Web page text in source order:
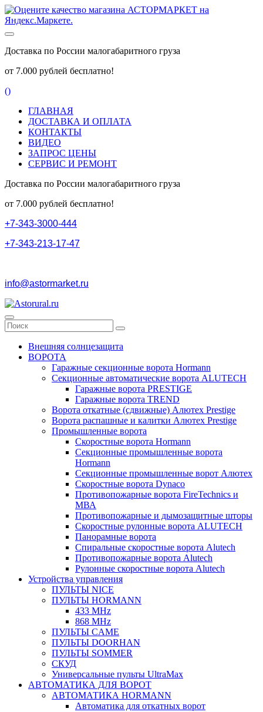
Доставка по России малогабаритного груза
от 7.000 рублей бесплатно!
()
ГЛАВНАЯ
ДОСТАВКА И ОПЛАТА
КОНТАКТЫ
ВИДЕО
ЗАПРОС ЦЕНЫ
СЕРВИС И РЕМОНТ
Доставка по России малогабаритного груза
от 7.000 рублей бесплатно!
+7-343-3000-444
+7-343-213-17-47
info@astormarket.ru
Внешняя солнцезащита
ВОРОТА
Гаражные секционные ворота Hormann
Секционные автоматические ворота ALUTECH
Гаражные ворота PRESTIGE
Гаражные ворота TREND
Ворота откатные (сдвижные) Алютех Prestige
Ворота распашные и калитки Алютех Prestige
Промышленные ворота
Скоростные ворота Hormann
Секционные промышленные ворота
Hormann
Секционные промышленные ворот Алютех
Скоростные ворота Dynaco
Противопожарные ворота FireTechnics и
МВА
Противопожарные и дымозащитные шторы
Скоростные рулонные ворота ALUTECH
Панорамные ворота
Спиральные скоростные ворота Alutech
Противопожарные ворота Alutech
Рулонные скоростные ворота Alutech
Устройства управления
ПУЛЬТЫ NICE
ПУЛЬТЫ HORMANN
433 MHz
868 MHz
ПУЛЬТЫ CAME
ПУЛЬТЫ DOORHAN
ПУЛЬТЫ SOMMER
СКУД
Универсальные пульты UltraMax
АВТОМАТИКА ДЛЯ ВОРОТ
АВТОМАТИКА HORMANN
Автоматика для откатных ворот